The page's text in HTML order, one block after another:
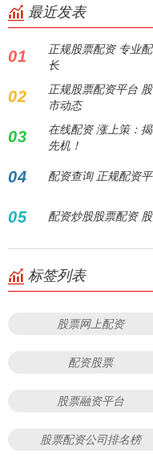
最近发表
01
正规股票配资 专业
长
02
正规股票配资平台
市动态
03
在线配资 涨上策：
先机！
04 配资查询 正规配资
05 配资炒股股票配资
标签列表
股票网上配资
配资股票
股票融资平台
股票配资公司排名榜